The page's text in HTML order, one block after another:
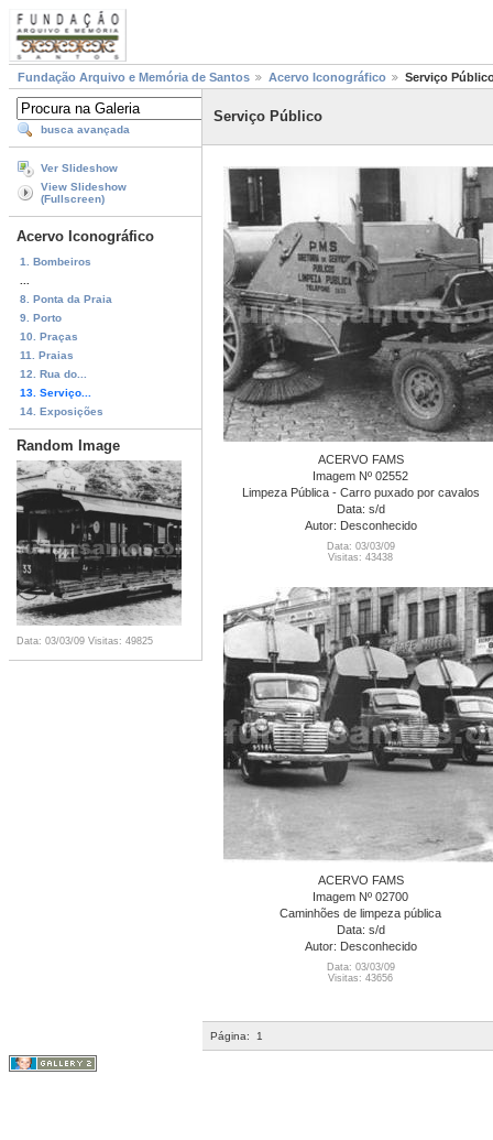
Fundação Arquivo e Memória de Santos Acervo Iconográfico Serviço
busca avançada
Ver Slideshow
View Slideshow
(Fullscreen)
Acervo Iconográfico
1. Bombeiros
8. Ponta da Praia
9. Porto
10. Praças
11. Praias
12. Rua do...
13. Serviço...
14. Exposições
Random Image
Data: 03/03/09 Visitas: 49825
Serviço Público
ACERVO FAMS
Imagem Nº 02552
Limpeza Pública - Carro puxado por cavalos
Data: s/d
Autor: Desconhecido
Data: 03/03/09
Visitas: 43438
ACERVO FAMS
Imagem Nº 02700
Caminhões de limpeza pública
Data: s/d
Autor: Desconhecido
Data: 03/03/09
Visitas: 43656
Página: 1